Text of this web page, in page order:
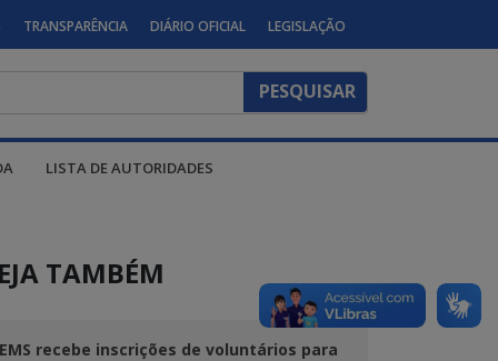
TRANSPARÊNCIA DIÁRIO OFICIAL LEGISLAÇÃO
LISTA DE AUTORIDADES
TAMBÉM
recebe inscrições de voluntários para